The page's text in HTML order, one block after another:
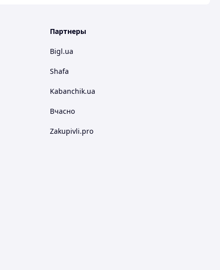
Партнеры
Bigl.ua
Shafa
Kabanchik.ua
Вчасно
Zakupivli.pro